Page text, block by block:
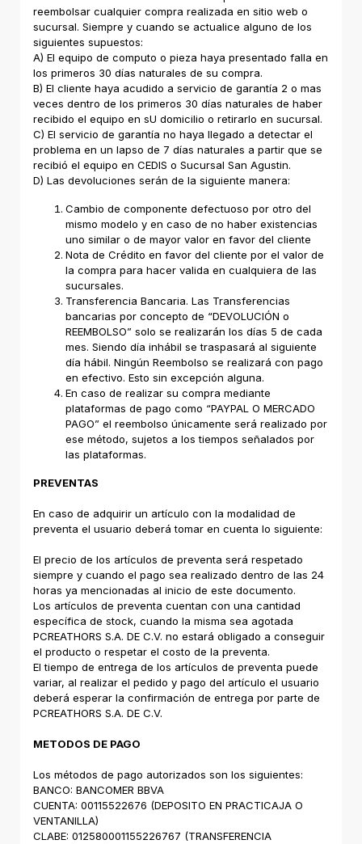
reembolsar cualquier compra realizada en sitio web o
sucursal. Siempre y cuando se actualice alguno de los
siguientes supuestos:
A) El equipo de computo o pieza haya presentado falla en
los primeros 30 días naturales de su compra.
B) El cliente haya acudido a servicio de garantía 2 o mas
veces dentro de los primeros 30 días naturales de haber
recibido el equipo en sU domicilio o retirarlo en sucursal.
C) El servicio de garantía no haya llegado a detectar el
problema en un lapso de 7 días naturales a partir que se
recibió el equipo en CEDIS o Sucursal San Agustin.
D) Las devoluciones serán de la siguiente manera:
Cambio de componente defectuoso por otro del
mismo modelo y en caso de no haber existencias
uno similar o de mayor valor en favor del cliente
Nota de Crédito en favor del cliente por el valor de
la compra para hacer valida en cualquiera de las
sucursales.
Transferencia Bancaria. Las Transferencias
bancarias por concepto de “DEVOLUCIÓN o
REEMBOLSO” solo se realizarán los días 5 de cada
mes. Siendo día inhábil se traspasará al siguiente
día hábil. Ningún Reembolso se realizará con pago
en efectivo. Esto sin excepción alguna.
En caso de realizar su compra mediante
plataformas de pago como “PAYPAL O MERCADO
PAGO” el reembolso únicamente será realizado por
ese método, sujetos a los tiempos señalados por
las plataformas.
PREVENTAS
En caso de adquirir un artículo con la modalidad de
preventa el usuario deberá tomar en cuenta lo siguiente:
El precio de los artículos de preventa será respetado
siempre y cuando el pago sea realizado dentro de las 24
horas ya mencionadas al inicio de este documento.
Los artículos de preventa cuentan con una cantidad
específica de stock, cuando la misma sea agotada
PCREATHORS S.A. DE C.V. no estará obligado a conseguir
el producto o respetar el costo de la preventa.
El tiempo de entrega de los artículos de preventa puede
variar, al realizar el pedido y pago del artículo el usuario
deberá esperar la confirmación de entrega por parte de
PCREATHORS S.A. DE C.V.
METODOS DE PAGO
Los métodos de pago autorizados son los siguientes:
BANCO: BANCOMER BBVA
CUENTA: 00115522676 (DEPOSITO EN PRACTICAJA O
VENTANILLA)
CLABE: 012580001155226767 (TRANSFERENCIA